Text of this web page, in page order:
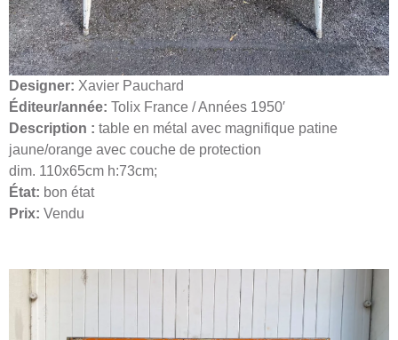
Designer: Xavier Pauchard
Éditeur/année: Tolix France / Années 1950′
Description : table en métal avec magnifique patine
jaune/orange avec couche de protection
dim. 110x65cm h:73cm;
État: bon état
Prix: Vendu